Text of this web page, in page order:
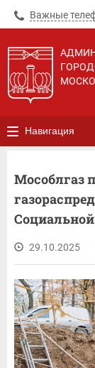
Важные
Навигация
Мособлгаз
29.10.2025